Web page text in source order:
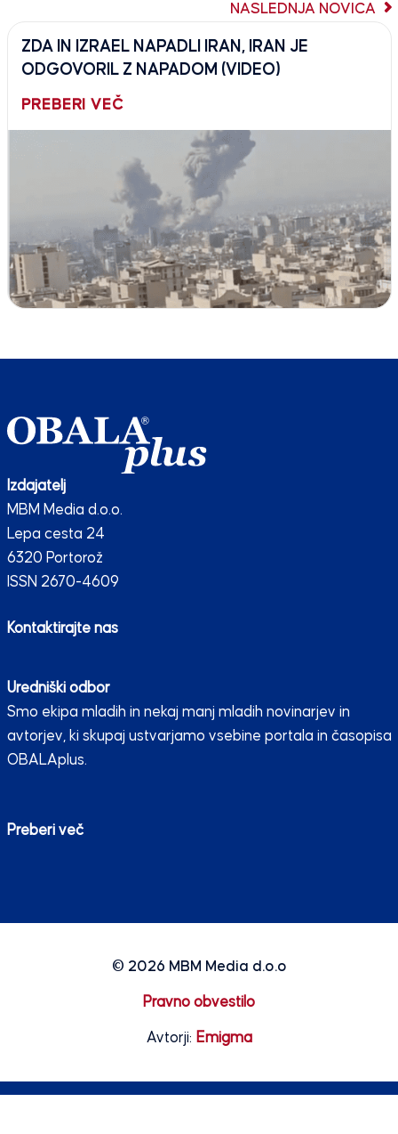
NASLEDNJA NOVICA
ZDA IN IZRAEL NAPADLI IRAN, IRAN JE
ODGOVORIL Z NAPADOM (VIDEO)
PREBERI VEČ
Izdajatelj
MBM Media d.o.o.
Lepa cesta 24
6320 Portorož
ISSN 2670-4609
Kontaktirajte nas
Uredniški odbor
Smo ekipa mladih in nekaj manj mladih novinarjev in
avtorjev, ki skupaj ustvarjamo vsebine portala in časopisa
OBALAplus.
Preberi več
© 2026 MBM Media d.o.o
Pravno obvestilo
Avtorji: Emigma